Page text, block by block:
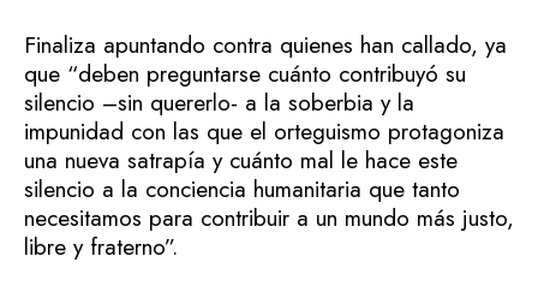
Finaliza apuntando contra quienes han callado, ya
que “deben preguntarse cuánto contribuyó su
silencio –sin quererlo- a la soberbia y la
impunidad con las que el orteguismo protagoniza
una nueva satrapía y cuánto mal le hace este
silencio a la conciencia humanitaria que tanto
necesitamos para contribuir a un mundo más justo,
libre y fraterno”.